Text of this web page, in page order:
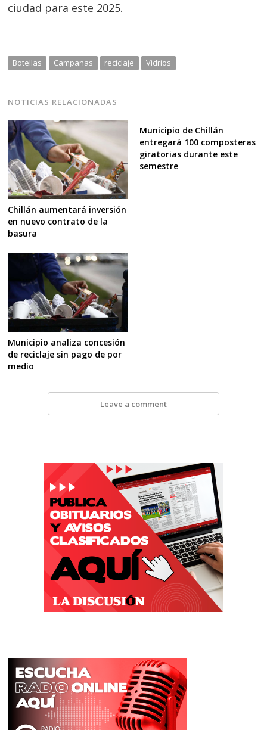
ciudad para este 2025.
Botellas Campanas reciclaje Vidrios
NOTICIAS RELACIONADAS
Chillán aumentará inversión
en nuevo contrato de la
basura
Municipio de Chillán
entregará 100 composteras
giratorias durante este
semestre
Municipio analiza concesión
de reciclaje sin pago de por
medio
Leave a comment